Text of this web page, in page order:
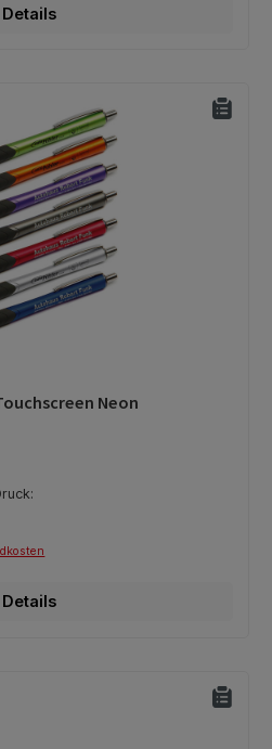
Details
von 0 von 5 Sternen
Neon
Details